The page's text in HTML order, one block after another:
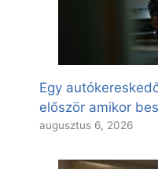
Egy
először amikor
augusztus 6, 2026